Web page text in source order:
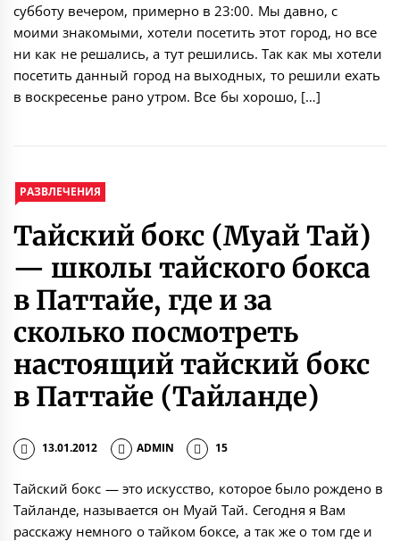
субботу вечером, примерно в 23:00. Мы давно, с
моими знакомыми, хотели посетить этот город, но все
ни как не решались, а тут решились. Так как мы хотели
посетить данный город на выходных, то решили ехать
в воскресенье рано утром. Все бы хорошо, […]
РАЗВЛЕЧЕНИЯ
Тайский бокс (Муай Тай)
— школы тайского бокса
в Паттайе, где и за
сколько посмотреть
настоящий тайский бокс
в Паттайе (Тайланде)
13.01.2012 ADMIN 15
Тайский бокс — это искусство, которое было рождено в
Тайланде, называется он Муай Тай. Сегодня я Вам
расскажу немного о тайком боксе, а так же о том где и